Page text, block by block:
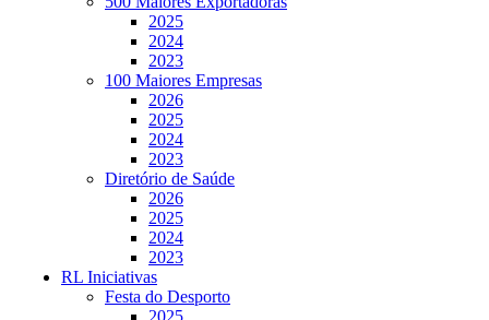
2025
2024
2023
100 Maiores Empresas
2026
2025
2024
2023
Diretório de Saúde
2026
2025
2024
2023
RL Iniciativas
Festa do Desporto
2025